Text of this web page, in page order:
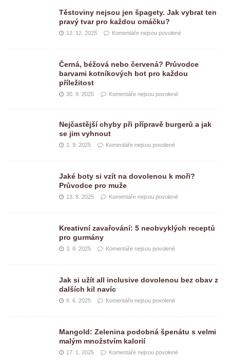
Těstoviny nejsou jen špagety. Jak vybrat ten
pravý tvar pro každou omáčku?
12. 12. 2025 Komentáře nejsou povolené
Černá, béžová nebo červená? Průvodce
barvami kotníkových bot pro každou
příležitost
30. 9. 2025 Komentáře nejsou povolené
Nejčastější chyby při přípravě burgerů a jak
se jim vyhnout
1. 9. 2025 Komentáře nejsou povolené
Jaké boty si vzít na dovolenou k moři?
Průvodce pro muže
13. 8. 2025 Komentáře nejsou povolené
Kreativní zavařování: 5 neobvyklých receptů
pro gurmány
3. 8. 2025 Komentáře nejsou povolené
Jak si užít all inclusive dovolenou bez obav z
dalších kil navíc
6. 6. 2025 Komentáře nejsou povolené
Mangold: Zelenina podobná špenátu s velmi
malým množstvím kalorií
17. 1. 2025 Komentáře nejsou povolené